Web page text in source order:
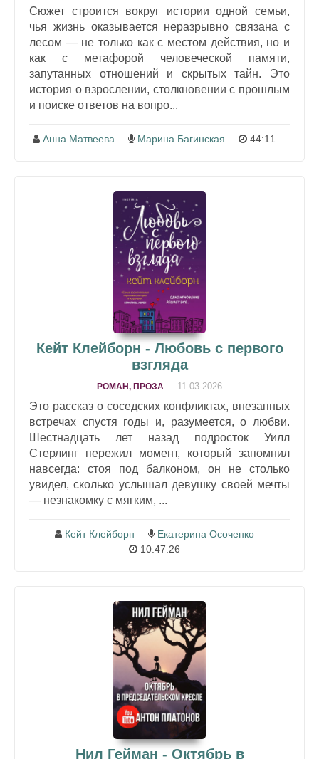
Сюжет строится вокруг истории одной семьи,
чья жизнь оказывается неразрывно связана с
лесом — не только как с местом действия, но и
как с метафорой человеческой памяти,
запутанных отношений и скрытых тайн. Это
история о взрослении, столкновении с прошлым
и поиске ответов на вопро...
Анна Матвеева Марина Багинская 44:11
Кейт Клейборн - Любовь с первого
взгляда
РОМАН, ПРОЗА 11-03-2026
Это рассказ о соседских конфликтах, внезапных
встречах спустя годы и, разумеется, о любви.
Шестнадцать лет назад подросток Уилл
Стерлинг пережил момент, который запомнил
навсегда: стоя под балконом, он не столько
увидел, сколько услышал девушку своей мечты
— незнакомку с мягким, ...
Кейт Клейборн
Екатерина Осоченко
10:47:26
Нил Гейман - Октябрь в